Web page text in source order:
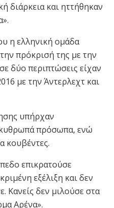
διάρκεια και ηττήθηκαν
η ελληνική ομάδα
πρόκρισή της με την
δύο περιπτώσεις είχαν
με την Άντερλεχτ και
υπήρχαν
πρόσωπα, ενώ
κουβέντες.
επικρατούσε
εξέλιξη και δεν
Κανείς δεν μιλούσε στα
Αρένα».